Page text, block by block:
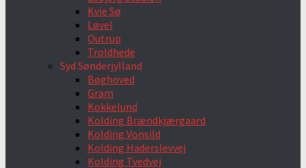
Kvie Sø
Løvel
Outrup
Troldhede
Syd Sønderjylland
Bøghoved
Gram
Kokkelund
Kolding Brændkjærgaard
Kolding Vonsild
Kolding Haderslevvej
Kolding Tvedvej